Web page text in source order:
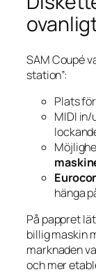
SAM Coupé
station”:
Plats
MIDI
hänga
På pappret
billig maskin
marknaden
och mer